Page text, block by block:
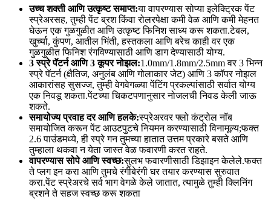
उच्च शक्ती आणि उत्कृष्ट समाप्त:या वापरण्यास सोप्या इलेक्ट्रिक पेंट
स्प्रेअरसह, तुम्ही पेंट ब्रश किंवा रोलरपेक्षा कमी वेळ आणि कमी मेहनत
घेऊन एक गुळगुळीत आणि उत्कृष्ट फिनिश साध्य करू शकता.टेबल,
खुर्च्या, कुंपण, आतील भिंती, हस्तकला आणि बरेच काही वर एक
गुळगुळीत फिनिश रंगविण्यासाठी आणि डाग देण्यासाठी योग्य.
3 स्प्रे पॅटर्न आणि 3 कूपर नोझल:1.0mm/1.8mm/2.5mm वर 3 भिन्न
स्प्रे पॅटर्न (क्षैतिज, अनुलंब आणि गोलाकार जेट) आणि 3 कॉपर नोझल
आकारांसह सुसज्ज, तुम्ही वेगवेगळ्या पेंटिंग प्रकल्पांसाठी सर्वात योग्य
एक निवडू शकता.पेंटच्या चिकटपणानुसार नोजलची निवड केली जाऊ
शकते.
समायोज्य प्रवाह दर आणि हलके:स्प्रेअरवर फ्लो कंट्रोल नॉब
समायोजित करून पेंट आउटपुटचे नियमन करण्यासाठी विनामूल्य;फक्त
2.6 पाउंडमध्ये, ही स्प्रे गन तुमच्या हातात उत्तम प्रकारे बसते आणि
तुम्हाला थकवा न येता जास्त वेळ फवारणी करत राहते.
वापरण्यास सोपे आणि स्वच्छ:सुलभ फवारणीसाठी डिझाइन केलेले.फक्त
ते प्लग इन करा आणि तुमचे रंगीबेरंगी घर तयार करण्यास सुरुवात
करा.पेंट स्प्रेअरचे सर्व भाग वेगळे केले जातात, त्यामुळे तुम्ही क्लिनिंग
ब्रशने ते सहज स्वच्छ करू शकता